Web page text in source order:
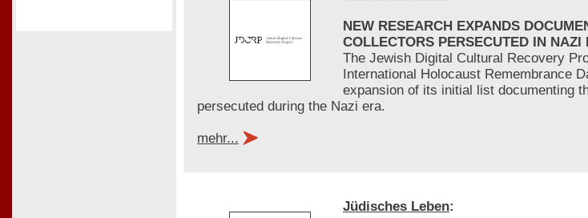
NEW RESEARCH EXPANDS
COLLECTORS PERSECUTED IN NAZI
The Jewish Digital Cultural Recovery
International Holocaust Remembrance
expansion of its initial list documenting
persecuted during the Nazi era.
mehr...
Jüdisches Leben: